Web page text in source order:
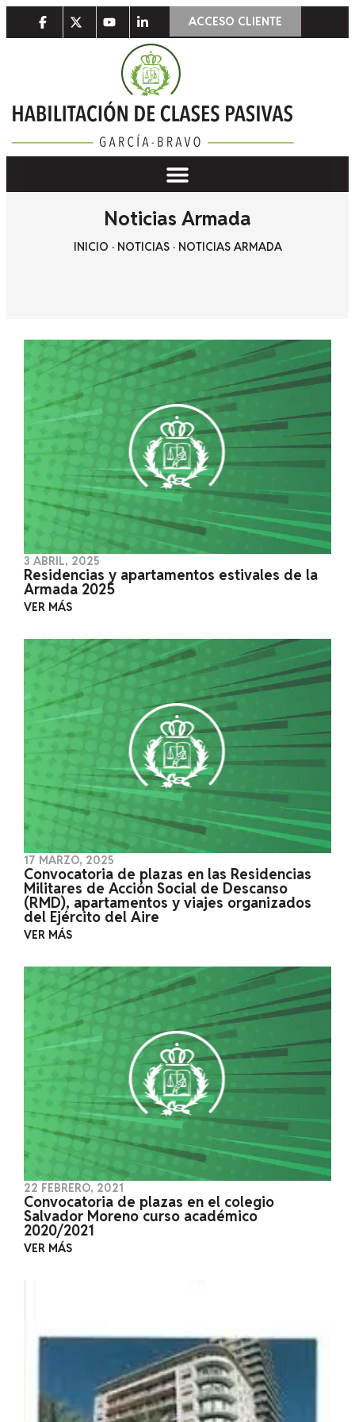
ACCESO CLIENTE
Noticias Armada
INICIO · NOTICIAS · NOTICIAS ARMADA
3 ABRIL, 2025
Residencias y apartamentos estivales de la
Armada 2025
VER MÁS
17 MARZO, 2025
Convocatoria de plazas en las Residencias
Militares de Acción Social de Descanso
(RMD), apartamentos y viajes organizados
del Ejército del Aire
VER MÁS
22 FEBRERO, 2021
Convocatoria de plazas en el colegio
Salvador Moreno curso académico
2020/2021
VER MÁS